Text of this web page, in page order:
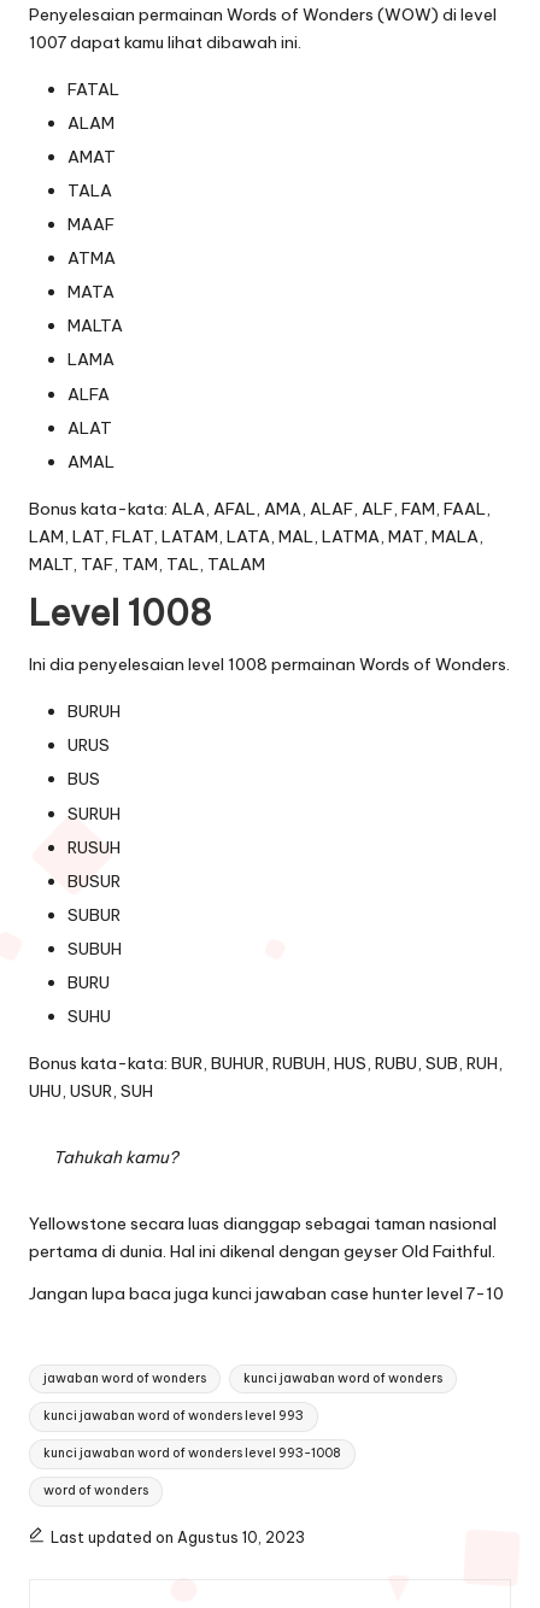
Penyelesaian permainan Words of Wonders (WOW) di level
1007 dapat kamu lihat dibawah ini.
FATAL
ALAM
AMAT
TALA
MAAF
ATMA
MATA
MALTA
LAMA
ALFA
ALAT
AMAL
Bonus kata-kata: ALA, AFAL, AMA, ALAF, ALF, FAM, FAAL,
LAM, LAT, FLAT, LATAM, LATA, MAL, LATMA, MAT, MALA,
MALT, TAF, TAM, TAL, TALAM
Level 1008
Ini dia penyelesaian level 1008 permainan Words of Wonders.
BURUH
URUS
BUS
SURUH
RUSUH
BUSUR
SUBUR
SUBUH
BURU
SUHU
Bonus kata-kata: BUR, BUHUR, RUBUH, HUS, RUBU, SUB, RUH,
UHU, USUR, SUH
Tahukah kamu?
Yellowstone secara luas dianggap sebagai taman nasional
pertama di dunia. Hal ini dikenal dengan geyser Old Faithful.
Jangan lupa baca juga kunci jawaban case hunter level 7-10
Tags:
jawaban word of wonders kunci jawaban word of wonders
kunci jawaban word of wonders level 993
kunci jawaban word of wonders level 993-1008
word of wonders
Last updated on Agustus 10, 2023